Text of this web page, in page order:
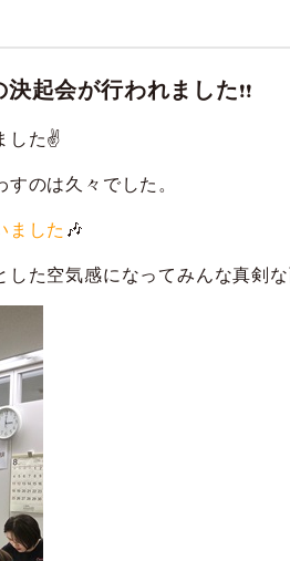
起会が行われました❗❗
した✌
のは久々でした。
ました 🎶
た空気感になってみんな真剣な